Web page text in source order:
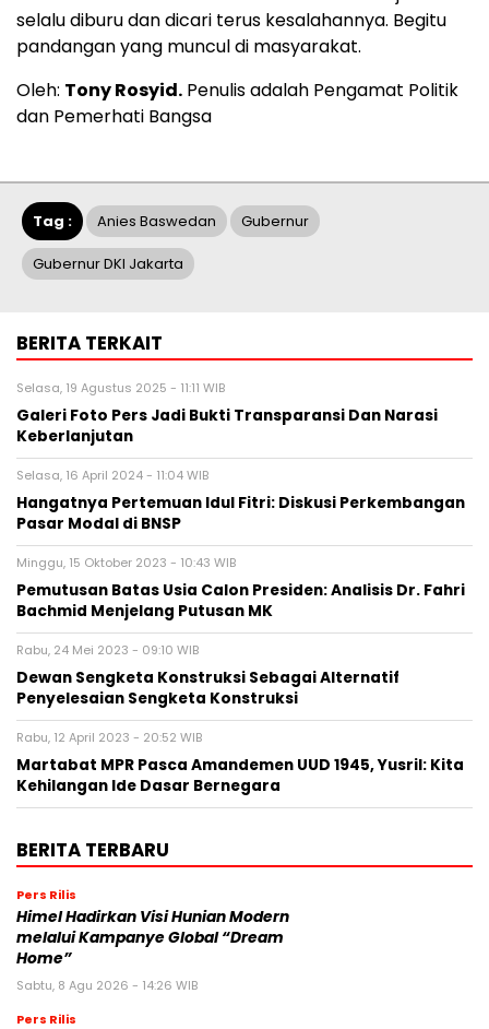
selalu diburu dan dicari terus kesalahannya. Begitu
pandangan yang muncul di masyarakat.
Oleh: Tony Rosyid. Penulis adalah Pengamat Politik
dan Pemerhati Bangsa
Tag : Anies Baswedan Gubernur
Gubernur DKI Jakarta
BERITA TERKAIT
Selasa, 19 Agustus 2025 - 11:11 WIB
Galeri Foto Pers Jadi Bukti Transparansi Dan Narasi
Keberlanjutan
Selasa, 16 April 2024 - 11:04 WIB
Hangatnya Pertemuan Idul Fitri: Diskusi Perkembangan
Pasar Modal di BNSP
Minggu, 15 Oktober 2023 - 10:43 WIB
Pemutusan Batas Usia Calon Presiden: Analisis Dr. Fahri
Bachmid Menjelang Putusan MK
Rabu, 24 Mei 2023 - 09:10 WIB
Dewan Sengketa Konstruksi Sebagai Alternatif
Penyelesaian Sengketa Konstruksi
Rabu, 12 April 2023 - 20:52 WIB
Martabat MPR Pasca Amandemen UUD 1945, Yusril: Kita
Kehilangan Ide Dasar Bernegara
BERITA TERBARU
Pers Rilis
Himel Hadirkan Visi Hunian Modern
melalui Kampanye Global “Dream
Home”
Sabtu, 8 Agu 2026 - 14:26 WIB
Pers Rilis